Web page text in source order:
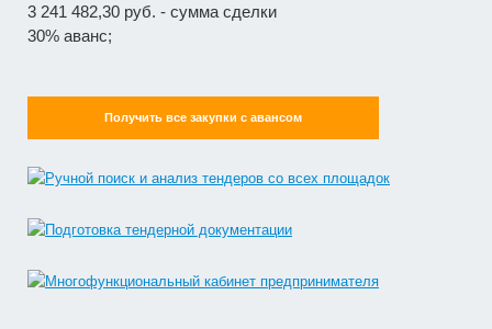
3 241 482,30 руб. - сумма сделки
30% аванс;
Получить все закупки с авансом